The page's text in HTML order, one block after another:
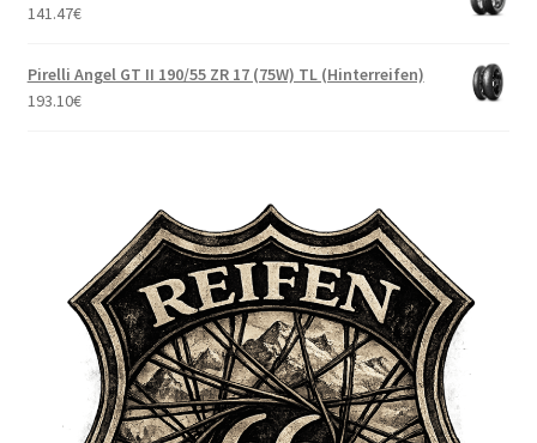
141.47€
Pirelli Angel GT II 190/55 ZR 17 (75W) TL (Hinterreifen)
193.10€